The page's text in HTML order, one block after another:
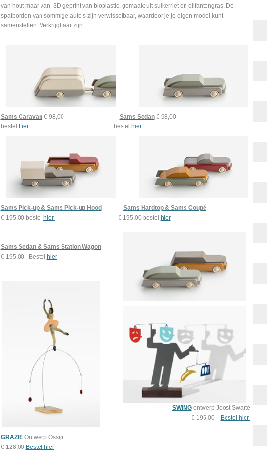
van hout maar van 3D geprint van bioplastic, gemaakt uit suikerriet en olifantengras. De
spatborden van sommige auto’s zijn verwisselbaar, waardoor je je eigen model kunt
samenstellen. Verkrijgbaar zijn
Sams Caravan€ 98,00 Sams Sedan€ 98,00
bestel hierbestel hier
Sams Pick-up & Sams Pick-up Hood
Sams Hardtop & Sams Coupé
€ 195,00 bestel hier € 195,00 bestel hier
Sams Sedan & Sams Station Wagon
€ 195,00 Bestel hier
SWINGontwerp Joost Swarte
€ 195,00
Bestel hier
GRAZIEOntwerp Ossip
€ 128,00 Bestel hier